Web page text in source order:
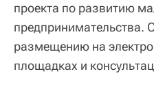
проекта по развитию
предпринимательства.
размещению на
площадках и